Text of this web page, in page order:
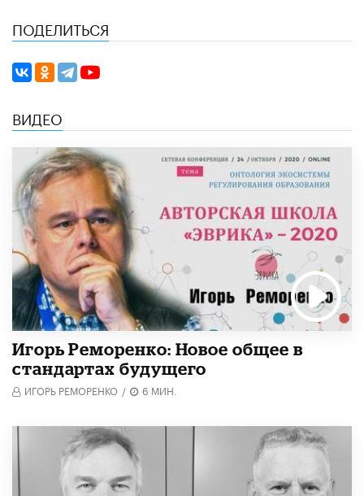
ПОДЕЛИТЬСЯ
ВИДЕО
Игорь Реморенко: Новое общее в
стандартах будущего
ИГОРЬ РЕМОРЕНКО / 6 МИН.